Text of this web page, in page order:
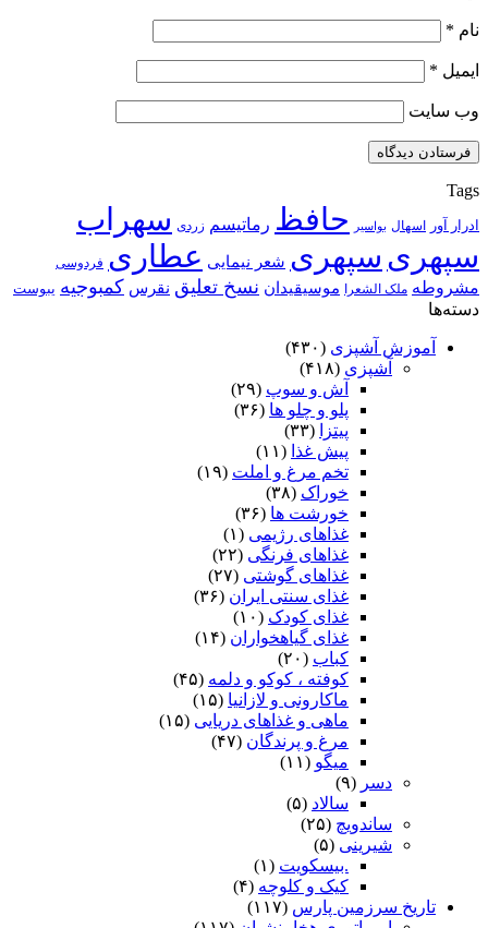
نام *
ایمیل *
وب‌ سایت
Tags
ادرار آور اسهال بواسیر حافظ رماتیسم زردی سهراب
سپهری سپهری شعر نیمایی عطاری فردوسی
مشروطه ملک الشعرا موسیقیدان نسخ تعلیق نقرس کمبوجیه یبوست
دسته‌ها
آموزش آشپزی (۴۳۰)
آشپزی (۴۱۸)
آش و سوپ (۲۹)
پلو و چلو ها (۳۶)
پیتزا
(۳۳)
پیش غذا (۱۱)
تخم مرغ و املت (۱۹)
خوراک (۳۸)
خورشت ها (۳۶)
غذاهای رژیمی (۱)
غذاهای فرنگی (۲۲)
غذاهای گوشتی (۲۷)
غذای سنتی ایران (۳۶)
غذای کودک (۱۰)
غذای گیاهخواران (۱۴)
کباب (۲۰)
کوفته ، کوکو و دلمه (۴۵)
ماکارونی و لازانیا (۱۵)
ماهی و غذاهای دریایی (۱۵)
مرغ و پرندگان (۴۷)
میگو (۱۱)
دسر (۹)
سالاد (۵)
ساندویچ (۲۵)
شیرینی (۵)
.بیسکویت (۱)
کیک و کلوچه (۴)
تاریخ سرزمین پارس (۱۱۷)